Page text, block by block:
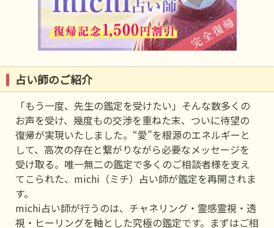
占い師のご紹介
「もう一度、先生の鑑定を受けたい」そんな数多くの
お声を受け、幾度もの交渉を重ねた末、ついに待望の
復帰が実現いたしました。“愛”を根源のエネルギーと
して、高次の存在と繋がりながら必要なメッセージを
受け取る。唯一無二の鑑定で多くのご相談者様を支え
てこられた、michi（ミチ）占い師が鑑定を再開されま
す。
michi占い師が行うのは、チャネリング・霊感霊視・透
視・ヒーリングを軸とした究極の鑑定です。まずはご相